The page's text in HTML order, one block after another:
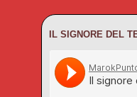
IL SIGNORE DEL